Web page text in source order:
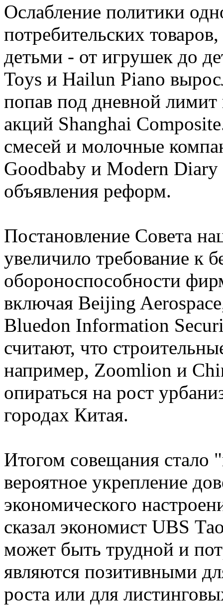
Ослабление политики
потребительских
детьми - от игрушек до
Toys и Hailun Piano
попав под дневной лимит
акций Shanghai
смесей и молочные
Goodbaby и Modern
объявления реформ.
Постановление Совета
увеличило требование к
обороноспособности
включая Beijing
Bluedon Information
считают, что
например, Zoomlion и
опираться на рост
городах Китая.
Итогом совещания
вероятное укрепление
экономического
сказал экономист UBS
может быть трудной и
являются позитивными
роста или для